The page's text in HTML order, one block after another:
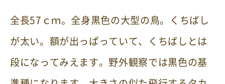
全長57ｃｍ。全身黒色の大型の鳥。くちばし
が太い。額が出っぱっていて、くちばしとは
段になってみえます。野外観察では黒色の基